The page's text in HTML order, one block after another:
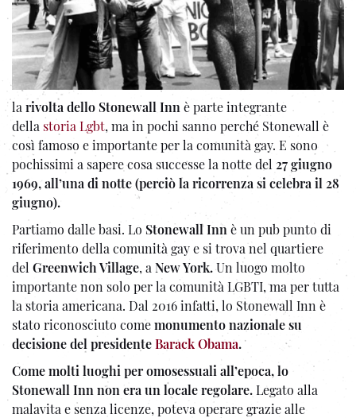
la rivolta dello Stonewall Inn è parte integrante
della storia Lgbt, ma in pochi sanno perché Stonewall è
così famoso e importante per la comunità gay. E sono
pochissimi a sapere cosa successe la notte del 27 giugno
1969, all’una di notte (perciò la ricorrenza si celebra il 28
giugno).
Partiamo dalle basi. Lo Stonewall Inn è un pub punto di
riferimento della comunità gay e si trova nel quartiere
del Greenwich Village, a New York.Un luogo molto
importante non solo per la comunità LGBTI, ma per tutta
la storia americana. Dal 2016 infatti, lo Stonewall Inn è
stato riconosciuto comemonumento nazionale su
decisione del presidenteBarack Obama.
Come molti luoghi per omosessuali all’epoca, lo
Stonewall Inn non era un locale regolare.Legato alla
malavita e senza licenze, poteva operare grazie alle